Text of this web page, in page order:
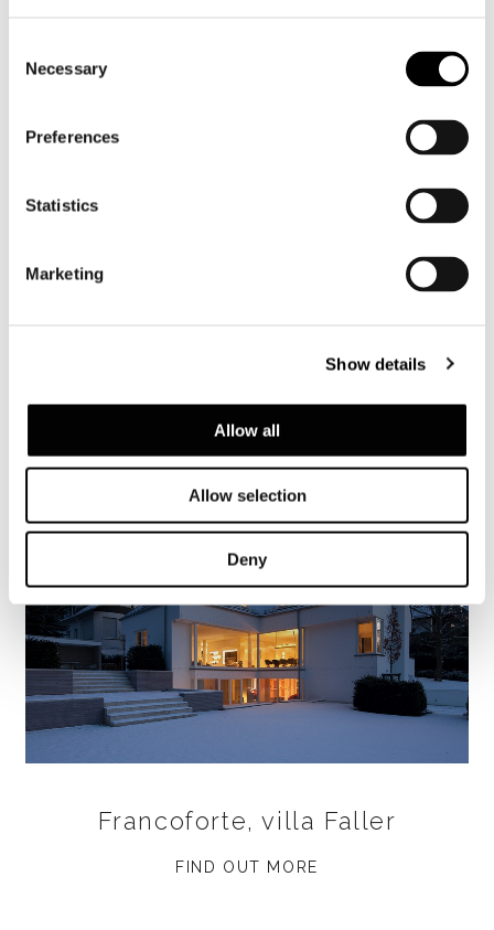
Selection
Necessary
Preferences
Statistics
Marketing
Show details
Allow all
Allow selection
Deny
Francoforte, villa Faller
FIND OUT MORE